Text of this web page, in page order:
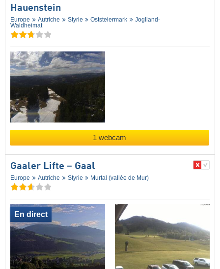
Hauenstein
Europe Autriche Styrie Oststeiermark
Joglland-
Waldheimat
1 webcam
Gaaler Lifte – Gaal
Europe Autriche Styrie Murtal (vallée de Mur)
En direct